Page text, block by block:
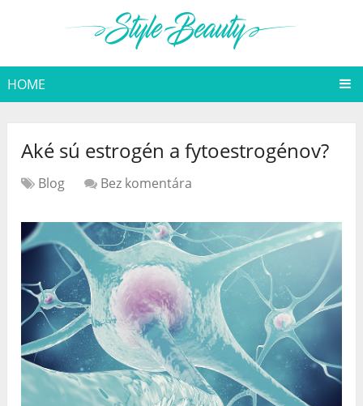
HOME
Aké sú estrogén a fytoestrogénov?
Blog Bez komentára